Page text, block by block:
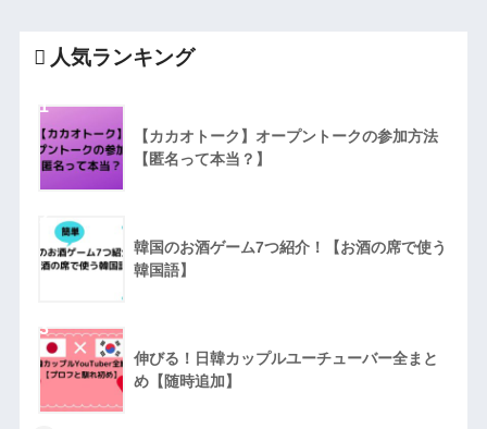
人気ランキング
1
【カカオトーク】オープントークの参加方法
【匿名って本当？】
韓国のお酒ゲーム7つ紹介！【お酒の席で使う
韓国語】
3
伸びる！日韓カップルユーチューバー全まと
め【随時追加】